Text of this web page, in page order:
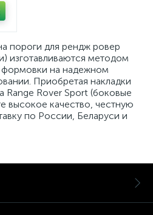
пороги для рендж ровер
изготавливаются методом
на надежном
Приобретая накладки
Range Rover Sport (боковые
высокое качество, честную
по России, Беларуси и